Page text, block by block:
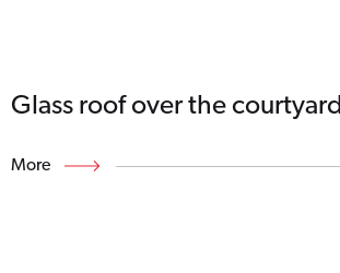
Glass roof over the courtyard
More